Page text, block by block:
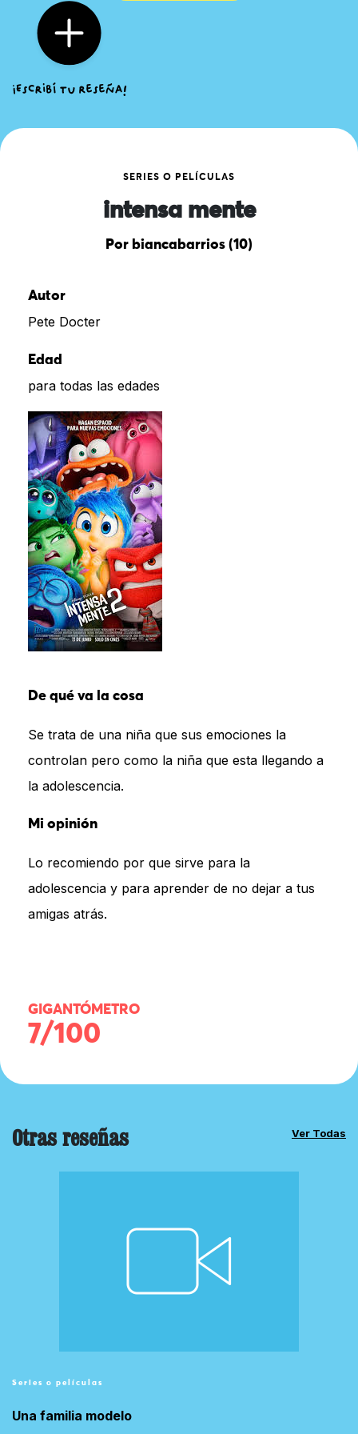
SERIES O PELÍCULAS
intensa mente
Por biancabarrios (10)
Autor
Pete Docter
Edad
para todas las edades
De qué va la cosa
Se trata de una niña que sus emociones la
controlan pero como la niña que esta llegando a
la adolescencia.
Mi opinión
Lo recomiendo por que sirve para la
adolescencia y para aprender de no dejar a tus
amigas atrás.
GIGANTÓMETRO
7/100
Otras reseñas Ver Todas
Series o películas
Una familia modelo